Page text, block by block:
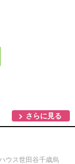
さらに見る
ウス世田谷千歳烏